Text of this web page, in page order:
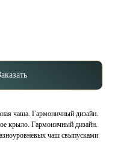
чаша. Гармоничный дизайн.
крыло. Гармоничный дизайн.
чаш свыпусками